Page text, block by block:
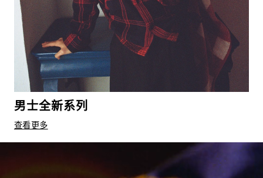
男士全新系列
查看更多